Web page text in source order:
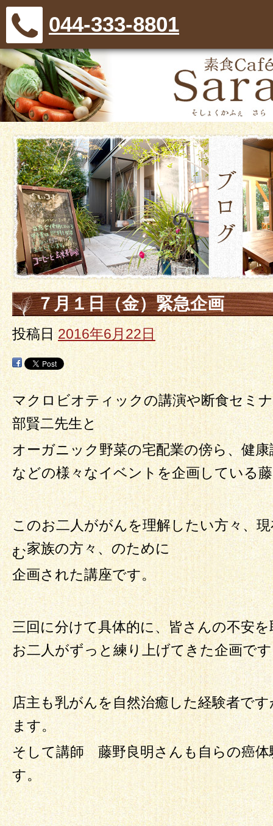
044-333-8801
７月１日（金）緊急企画
投稿日 2016年6月22日
マクロビオティックの講演や断食セミ
部賢二先生と
オーガニック野菜の宅配業の傍ら、健
などの様々なイベントを企画している
このお二人ががんを理解したい方々、
む家族の方々、のために
企画された講座です。
三回に分けて具体的に、皆さんの不安
お二人がずっと練り上げてきた企画で
店主も乳がんを自然治癒した経験者で
ます。
そして講師 藤野良明さんも自らの癌
す。